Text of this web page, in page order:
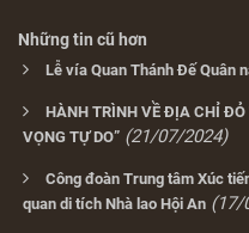
Những tin cũ hơn
Lễ vía Quan Thánh Đế Quân
HÀNH TRÌNH VỀ ĐỊA CHỈ ĐỎ
VỌNG TỰ DO” (21/07/2024)
Công đoàn Trung tâm Xúc
quan di tích Nhà lao Hội An (17/